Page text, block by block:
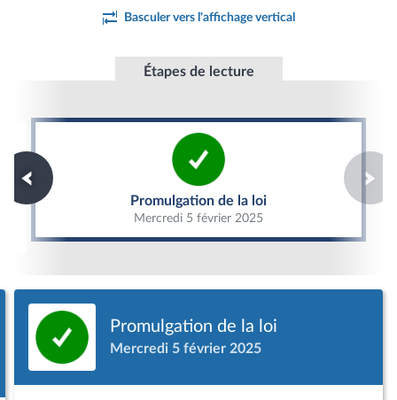
Basculer vers l'affichage vertical
Étapes de lecture
Promulgation de la loi
Mercredi 5 février 2025
Promulgation de la loi
Promulgation de la loi
Mercredi 5 février 2025